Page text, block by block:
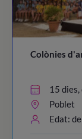
Colònies
15
Poblet
Edat: